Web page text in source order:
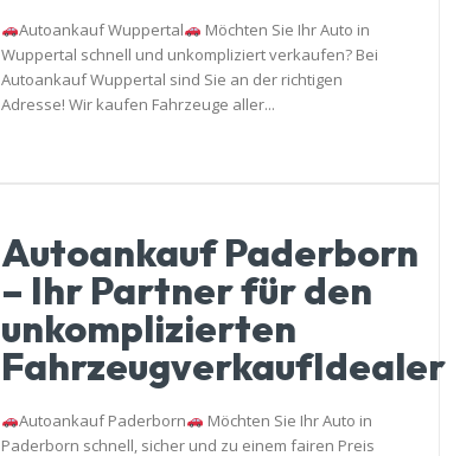
Autoankauf Wuppertal
Möchten Sie Ihr Auto in
Wuppertal schnell und unkompliziert verkaufen? Bei
Autoankauf Wuppertal sind Sie an der richtigen
Adresse! Wir kaufen Fahrzeuge aller...
Autoankauf Paderborn
– Ihr Partner für den
unkomplizierten
FahrzeugverkaufIdealer
Autoankauf Paderborn
Paderborn schnell, sicher und zu einem fairen Preis